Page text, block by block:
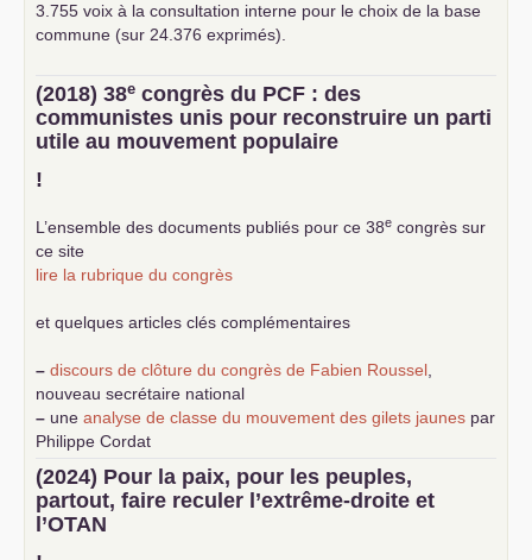
3.755 voix à la consultation interne pour le choix de la base
commune (sur 24.376 exprimés).
(2018) 38e congrès du PCF : des
communistes unis pour reconstruire un parti
utile au mouvement populaire
!
L’ensemble des documents publiés pour ce 38e congrès sur
ce site
lire la rubrique du congrès
et quelques articles clés complémentaires
– discours de clôture du congrès de Fabien Roussel,
nouveau secrétaire national
– une analyse de classe du mouvement des gilets jaunes par
Philippe Cordat
–un texte de Jean-Claude Delaunay
le marxisme est la
science sociale de notre temps
–un appel proposé aux partis communistes et ouvrier
d’Europe
(2024) Pour la paix, pour les peuples,
partout, faire reculer l’extrême-droite et
l’OTAN